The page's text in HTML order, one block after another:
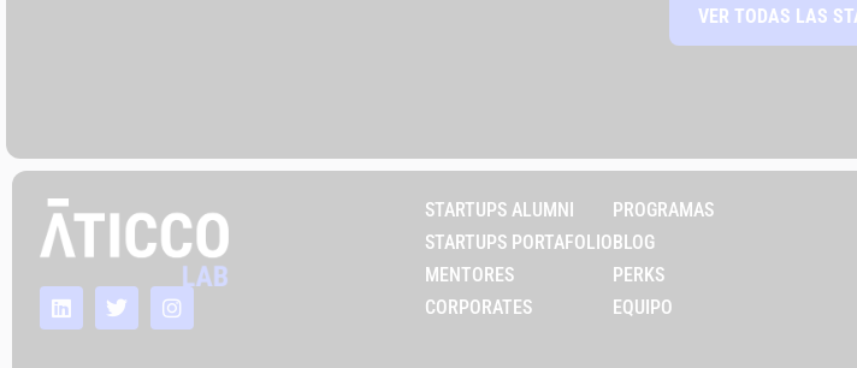
VER TODAS LAS
STARTUPS ALUMNI
STARTUPS PORTAFOLIO
MENTORES
CORPORATES
PROGRAMAS
BLOG
PERKS
EQUIPO